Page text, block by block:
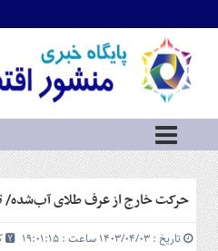
اطلاعات
تماس
ما
درباره
ما
سرویس
ها
بازار
حرکت خارج از عرف طلای آب‌شده/
تاریخ : ۱۴۰۳/۰۴/۰۳ ساعت : ۱۹:۰۱:۱۵